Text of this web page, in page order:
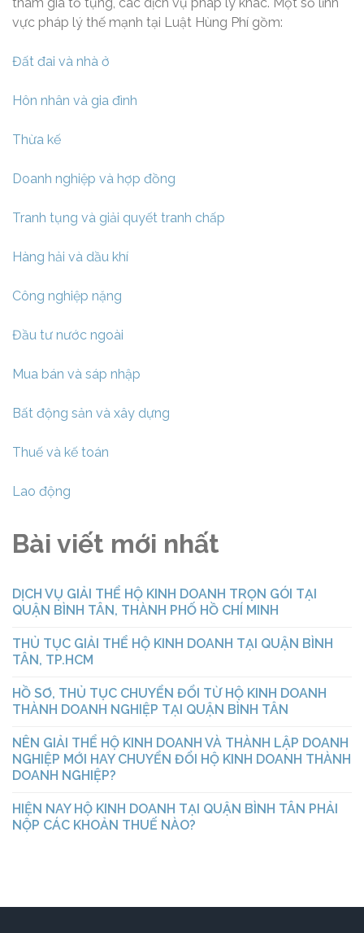
vực pháp lý thế mạnh tại Luật Hùng Phí gồm:
Đất đai và nhà ở
Hôn nhân và gia đình
Thừa kế
Doanh nghiệp và hợp đồng
Tranh tụng và giải quyết tranh chấp
Hàng hải và dầu khí
Công nghiệp nặng
Đầu tư nước ngoài
Mua bán và sáp nhập
Bất động sản và xây dựng
Thuế và kế toán
Lao động
Bài viết mới nhất
DỊCH VỤ GIẢI THỂ HỘ KINH DOANH TRỌN GÓI TẠI
QUẬN BÌNH TÂN, THÀNH PHỐ HỒ CHÍ MINH
THỦ TỤC GIẢI THỂ HỘ KINH DOANH TẠI QUẬN BÌNH
TÂN, TP.HCM
HỒ SƠ, THỦ TỤC CHUYỂN ĐỔI TỪ HỘ KINH DOANH
THÀNH DOANH NGHIỆP TẠI QUẬN BÌNH TÂN
NÊN GIẢI THỂ HỘ KINH DOANH VÀ THÀNH LẬP DOANH
NGHIỆP MỚI HAY CHUYỂN ĐỔI HỘ KINH DOANH THÀNH
DOANH NGHIỆP?
HIỆN NAY HỘ KINH DOANH TẠI QUẬN BÌNH TÂN PHẢI
NỘP CÁC KHOẢN THUẾ NÀO?